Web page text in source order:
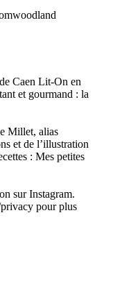
Caen Lit-On en
et gourmand : la
Millet, alias
et de l’illustration
: Mes petites
sur Instagram.
pour plus